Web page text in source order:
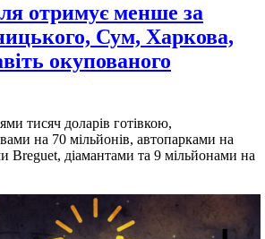
отримує менше за
Сум, Харкова,
окупованого
тисяч доларів готівкою,
на 70 мільйонів, автопарками на
Breguet, діамантами та 9 мільйонами на